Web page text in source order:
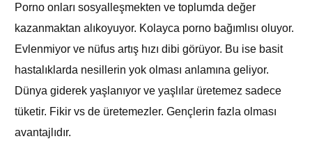
Porno onları sosyalleşmekten ve toplumda değer
kazanmaktan alıkoyuyor. Kolayca porno bağımlısı oluyor.
Evlenmiyor ve nüfus artış hızı dibi görüyor. Bu ise basit
hastalıklarda nesillerin yok olması anlamına geliyor.
Dünya giderek yaşlanıyor ve yaşlılar üretemez sadece
tüketir. Fikir vs de üretemezler. Gençlerin fazla olması
avantajlıdır.